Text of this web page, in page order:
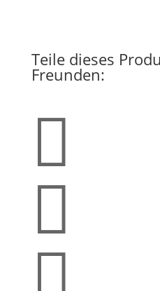
Teile dieses
Freunden:

